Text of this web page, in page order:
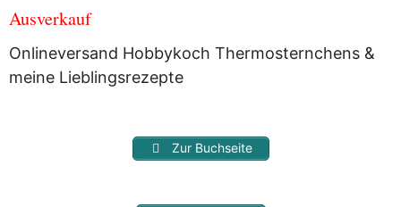
Ausverkauf
Onlineversand Hobbykoch Thermosternchens &
meine Lieblingsrezepte
Zur Buchseite